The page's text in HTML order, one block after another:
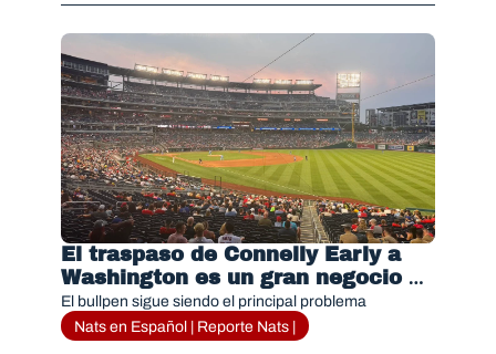
El traspaso de Connelly Early a
Washington es un gran negocio
para los Nationals; ¿será
suficiente?
El bullpen sigue siendo el principal problema
Nats en Español | Reporte Nats |